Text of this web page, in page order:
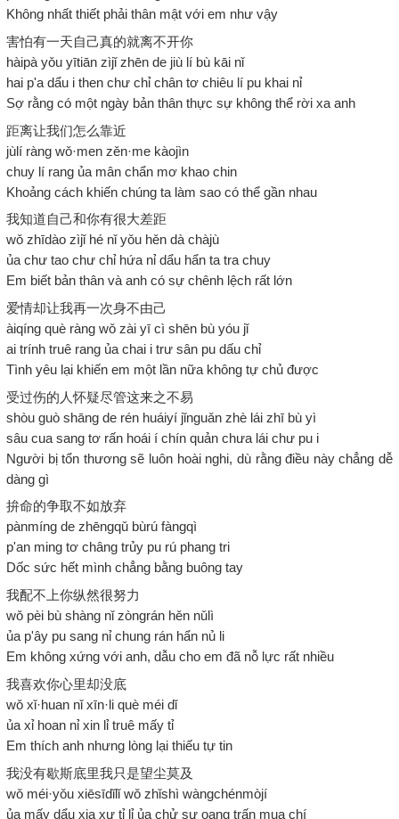
Không nhất thiết phải thân mật với em như vậy
害怕有一天自己真的就离不开你
hàipà yǒu yītiān zìjǐ zhēn de jiù lí bù kāi nǐ
hai p'a dẩu i then chư chỉ chân tơ chiêu lí pu khai nỉ
Sợ rằng có một ngày bản thân thực sự không thể rời xa anh
距离让我们怎么靠近
jùlí ràng wǒ·men zěn·me kàojìn
chuy lí rang ủa mân chẩn mơ khao chin
Khoảng cách khiến chúng ta làm sao có thể gần nhau
我知道自己和你有很大差距
wǒ zhīdào zìjǐ hé nǐ yǒu hěn dà chàjù
ủa chư tao chư chỉ hứa nỉ dẩu hẩn ta tra chuy
Em biết bản thân và anh có sự chênh lệch rất lớn
爱情却让我再一次身不由己
àiqíng què ràng wǒ zài yī cì shēn bù yóu jǐ
ai trính truê rang ủa chai i trư sân pu dấu chỉ
Tình yêu lại khiến em một lần nữa không tự chủ được
受过伤的人怀疑尽管这来之不易
shòu guò shāng de rén huáiyí jǐnguǎn zhè lái zhī bù yì
sâu cua sang tơ rấn hoái í chín quản chưa lái chư pu i
Người bị tổn thương sẽ luôn hoài nghi, dù rằng điều này chẳng dễ
dàng gì
拚命的争取不如放弃
pànmíng de zhēngqǔ bùrú fàngqì
p'an ming tơ châng trủy pu rú phang tri
Dốc sức hết mình chẳng bằng buông tay
我配不上你纵然很努力
wǒ pèi bù shàng nǐ zòngrán hěn nǔlì
ủa p'ây pu sang nỉ chung rán hẩn nủ li
Em không xứng với anh, dẫu cho em đã nỗ lực rất nhiều
我喜欢你心里却没底
wǒ xǐ·huan nǐ xīn·li què méi dǐ
ủa xỉ hoan nỉ xin lỉ truê mấy tỉ
Em thích anh nhưng lòng lại thiếu tự tin
我没有歇斯底里我只是望尘莫及
wǒ méi·yǒu xiēsīdǐlǐ wǒ zhǐshì wàngchénmòjí
ủa mấy dẩu xia xư tỉ lỉ ủa chử sư oang trấn mua chí